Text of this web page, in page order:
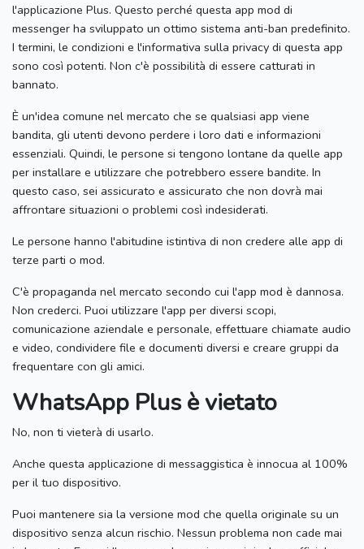
l'applicazione Plus. Questo perché questa app mod di
messenger ha sviluppato un ottimo sistema anti-ban predefinito.
I termini, le condizioni e l'informativa sulla privacy di questa app
sono così potenti. Non c'è possibilità di essere catturati in
bannato.
È un'idea comune nel mercato che se qualsiasi app viene
bandita, gli utenti devono perdere i loro dati e informazioni
essenziali. Quindi, le persone si tengono lontane da quelle app
per installare e utilizzare che potrebbero essere bandite. In
questo caso, sei assicurato e assicurato che non dovrà mai
affrontare situazioni o problemi così indesiderati.
Le persone hanno l'abitudine istintiva di non credere alle app di
terze parti o mod.
C'è propaganda nel mercato secondo cui l'app mod è dannosa.
Non crederci. Puoi utilizzare l'app per diversi scopi,
comunicazione aziendale e personale, effettuare chiamate audio
e video, condividere file e documenti diversi e creare gruppi da
frequentare con gli amici.
WhatsApp Plus è vietato
No, non ti vieterà di usarlo.
Anche questa applicazione di messaggistica è innocua al 100%
per il tuo dispositivo.
Puoi mantenere sia la versione mod che quella originale su un
dispositivo senza alcun rischio. Nessun problema non cade mai